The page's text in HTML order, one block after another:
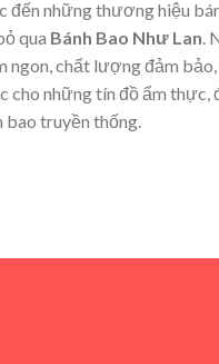
đến những thương hiệu
qua Bánh Bao Như Lan.
ngon, chất lượng đảm
cho những tín đồ ẩm thực,
bao truyền thống.